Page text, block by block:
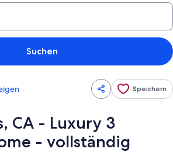
Suchen
Speichern
CA - Luxury 3
- vollständig